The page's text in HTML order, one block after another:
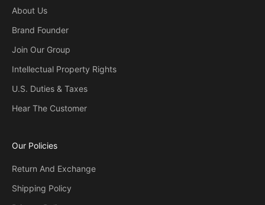
About Us
Brand Founder
Join Our Group
Intellectual Property Rights
U.S. Duties & Taxes
Hear The Customer
Our Policies
Return And Exchange
Shipping Policy